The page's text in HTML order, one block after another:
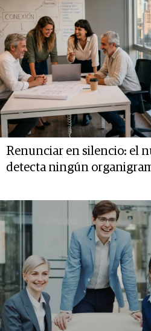
Renunciar en silencio: el
detecta ningún